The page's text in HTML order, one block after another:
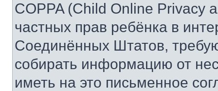
COPPA (Child Online Privacy
частных прав ребёнка в
Соединённых Штатов,
собирать информацию от
иметь на это письменное